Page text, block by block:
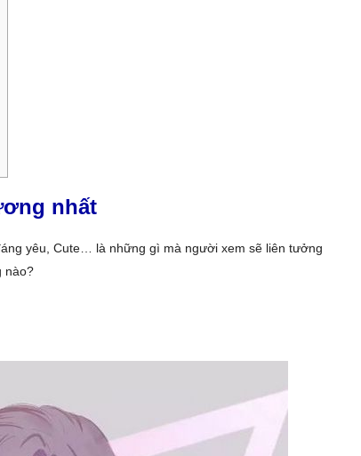
nhất
yêu, Cute… là những gì mà người xem sẽ liên tưởng
nào?